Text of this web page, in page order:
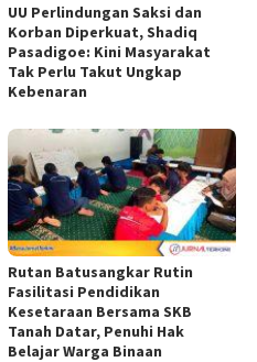
UU Perlindungan Saksi dan
Korban Diperkuat, Shadiq
Pasadigoe: Kini Masyarakat
Tak Perlu Takut Ungkap
Kebenaran
Rutan Batusangkar Rutin
Fasilitasi Pendidikan
Kesetaraan Bersama SKB
Tanah Datar, Penuhi Hak
Belajar Warga Binaan